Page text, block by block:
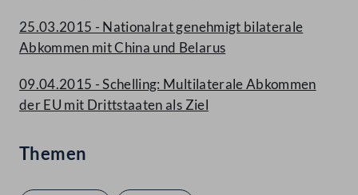
25.03.2015 - Nationalrat genehmigt bilaterale
Abkommen mit China und Belarus
09.04.2015 - Schelling: Multilaterale Abkommen
der EU mit Drittstaaten als Ziel
Themen